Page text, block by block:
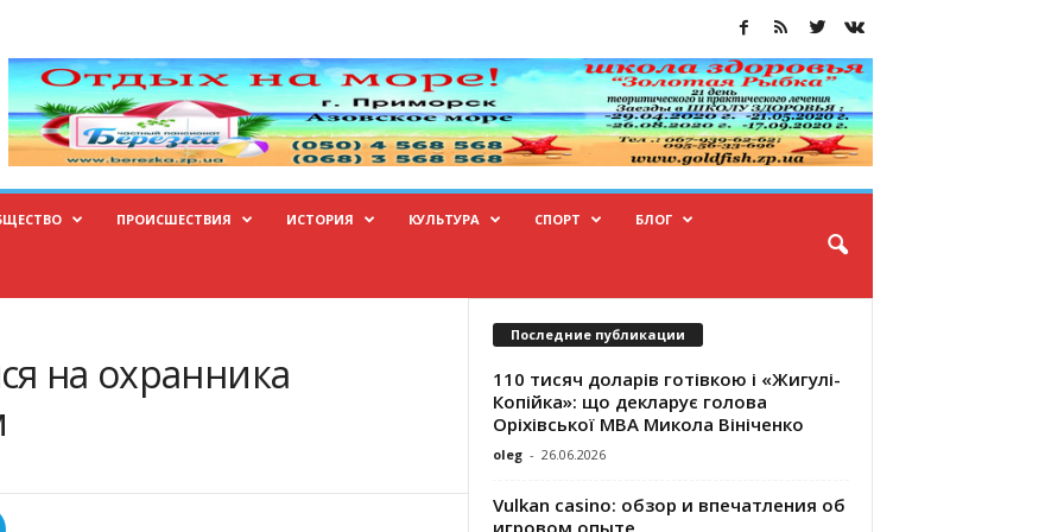
ПРОИСШЕСТВИЯ ИСТОРИЯ КУЛЬТУРА СПОРТ БЛОГ
на охранника
Последние публикации
110 тисяч доларів готівкою і «Жигулі-
Копійка»: що декларує голова
Оріхівської МВА Микола Вініченко
oleg - 26.06.2026
Vulkan casino: обзор и впечатления об
игровом опыте